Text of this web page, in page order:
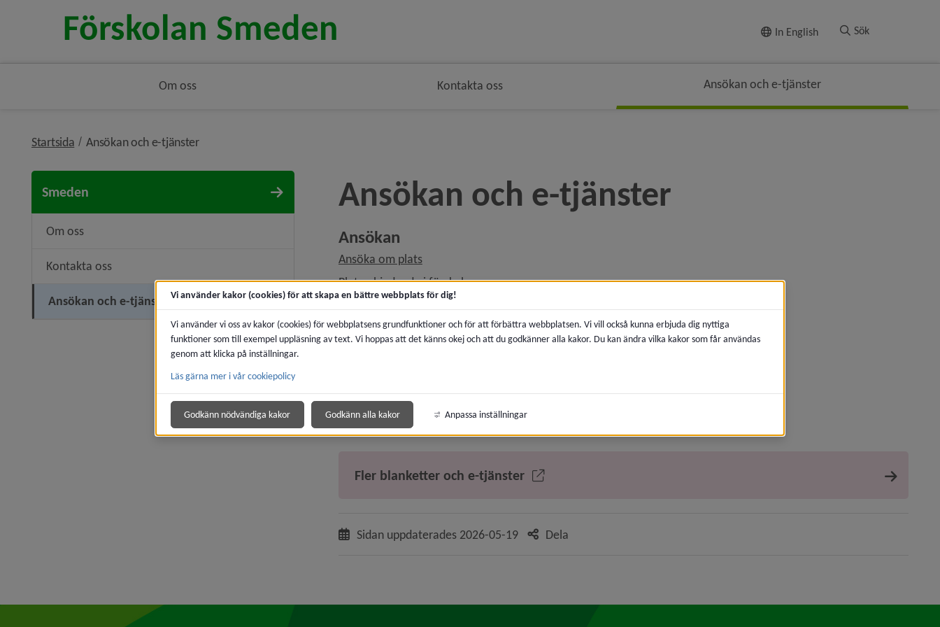
In English Sök
Om oss Kontakta oss Ansökan och e-tjänster
Startsida Ansökan och e-tjänsternivå i brödsmulenavigeringen
Smeden
Om oss
Kontakta oss
Ansökan och e-tjänster
Ansökan och e-tjänster
Ansökan
Ansöka om plats
Platserbjudande i förskola
Övrigt
Läsårstider och lov
Mottagande av nyanländ
Fler blanketter och e-tjänster
Sidan uppdaterades 2026-05-19 Dela
Vi använder kakor (cookies) för att skapa en bättre webbplats för dig!
Vi använder vi oss av kakor (cookies) för webbplatsens grundfunktioner och för att förbättra webbplatsen. Vi vill också kunna erbjuda dig nyttiga
funktioner som till exempel uppläsning av text. Vi hoppas att det känns okej och att du godkänner alla kakor. Du kan ändra vilka kakor som får användas
genom att klicka på inställningar.
Läs gärna mer i vår cookiepolicy
Godkänn nödvändiga kakor Godkänn alla kakor Anpassa inställningar